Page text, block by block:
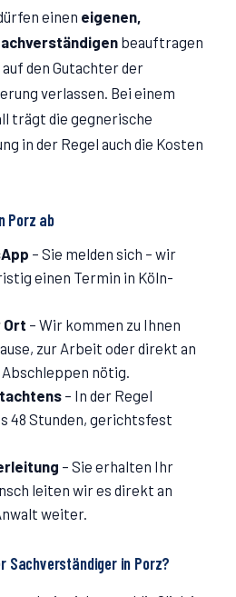
einen eigenen,
beauftragen
den Gutachter der
verlassen. Bei einem
trägt die gegnerische
in der Regel auch die Kosten
Porz ab
– Sie melden sich – wir
einen Termin in Köln-
Ort – Wir kommen zu Ihnen
zur Arbeit oder direkt an
nötig.
– In der Regel
48 Stunden, gerichtsfest
– Sie erhalten Ihr
leiten wir es direkt an
weiter.
Sachverständiger in Porz?